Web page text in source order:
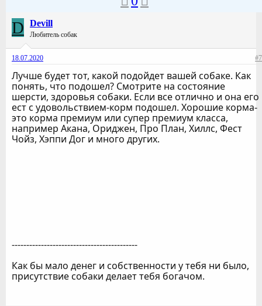
D Devill
Любитель собак
18.07.2020 #7
Лучше будет тот, какой подойдет вашей собаке. Как
понять, что подошел? Смотрите на состояние
шерсти, здоровья собаки. Если все отлично и она его
ест с удовольствием-корм подошел. Хорошие корма-
это корма премиум или супер премиум класса,
например Акана, Ориджен, Про План, Хиллс, Фест
Чойз, Хэппи Дог и много других.
-------------------------------------------
Как бы мало денег и собственности у тебя ни было,
присутствие собаки делает тебя богачом.